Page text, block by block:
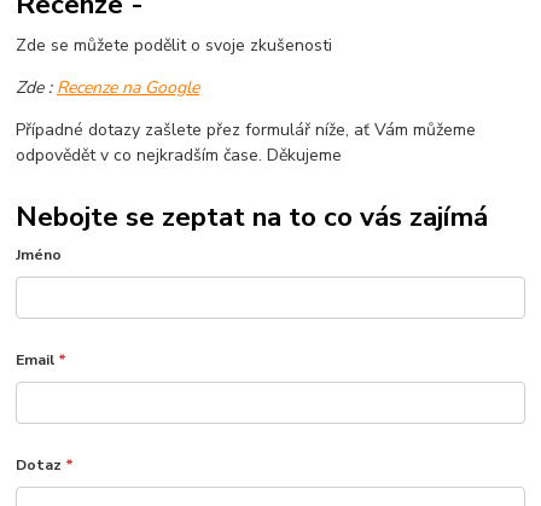
Zde se můžete podělit o svoje zkušenosti
Zde : Recenze na Google
Případné dotazy zašlete přez formulář níže, ať Vám můžeme
odpovědět v co nejkradším čase. Děkujeme
Nebojte se zeptat na to co vás zajímá
Jméno
Email *
Dotaz *